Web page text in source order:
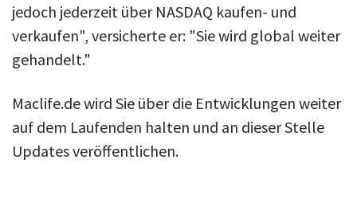
jedoch jederzeit über NASDAQ kaufen- und
verkaufen", versicherte er: "Sie wird global weiter
gehandelt."
Maclife.de wird Sie über die Entwicklungen weiter
auf dem Laufenden halten und an dieser Stelle
Updates veröffentlichen.